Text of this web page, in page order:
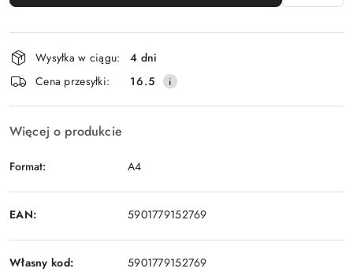
Dostępność
i
dostawa
Wysyłka w ciągu:
4 dni
Cena przesyłki:
16.5
Więcej o produkcie
Format: A4
EAN: 5901779152769
Własny kod: 5901779152769